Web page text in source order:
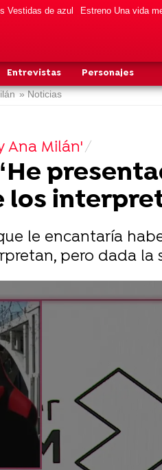
Vestidas de azul Estreno Una vida
Entrevistas Personajes
» Noticias
Ana Milán'
los
le encantaría
pero dada